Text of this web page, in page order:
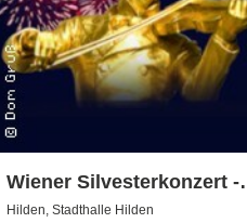
Wiener Silvesterkonzert -
Wiener Neujahrskonzert
Hilden, Stadthalle Hilden